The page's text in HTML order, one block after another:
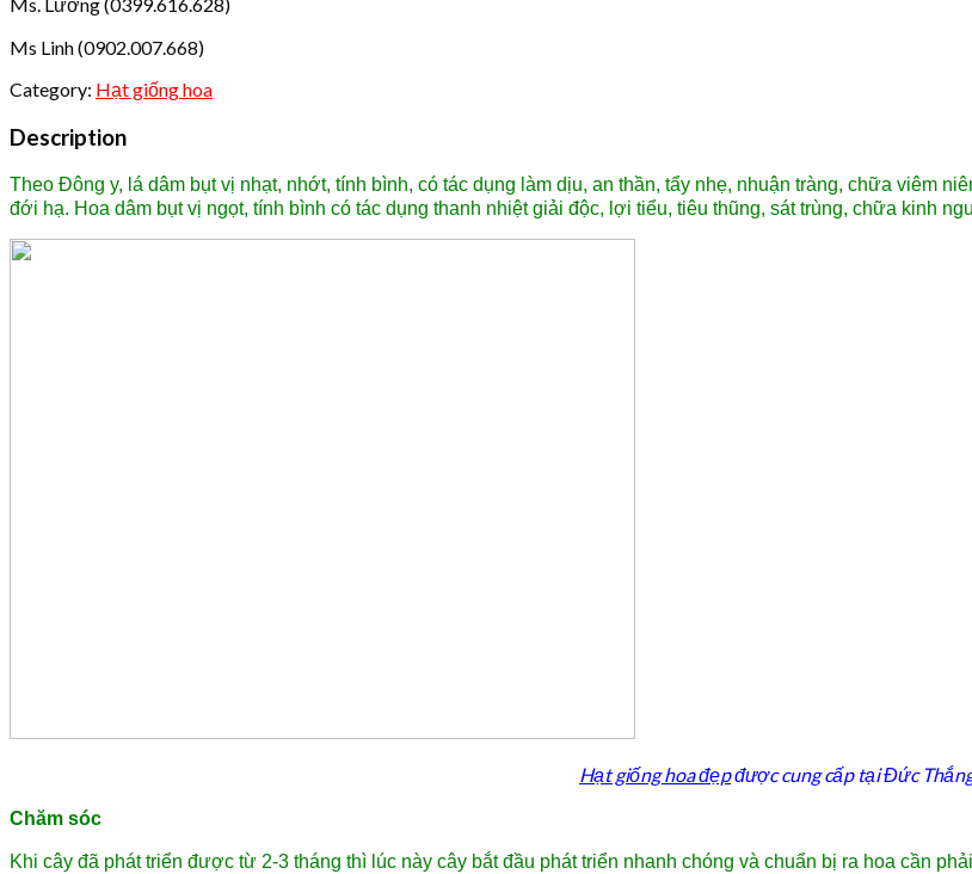
Ms Linh (0902.007.668)
Category: Hạt giống hoa
Description
Theo Đông y, lá dâm bụt vị nhạt, nhớt, tính bình, có tác dụng làm dịu, an thần, tẩy nhẹ, nhuận tràng, chữa viêm
đới hạ. Hoa dâm bụt vị ngọt, tính bình có tác dụng thanh nhiệt giải độc, lợi tiểu, tiêu thũng, sát trùng, chữa kinh
Hạt giống hoa đẹpđược cung cấp tại Đức
Chăm sóc
Khi cây đã phát triển được từ 2-3 tháng thì lúc này cây bắt đầu phát triển nhanh chóng và chuẩn bị ra hoa cần